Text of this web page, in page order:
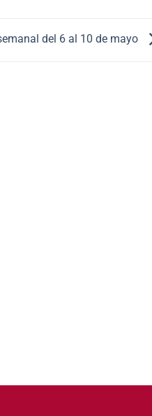
del 6 al 10 de mayo